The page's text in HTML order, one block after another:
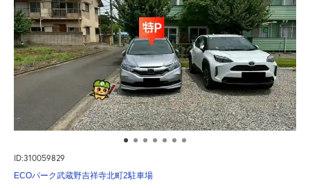
ID:310059829
ECOパーク武蔵野吉祥寺北町2駐車場